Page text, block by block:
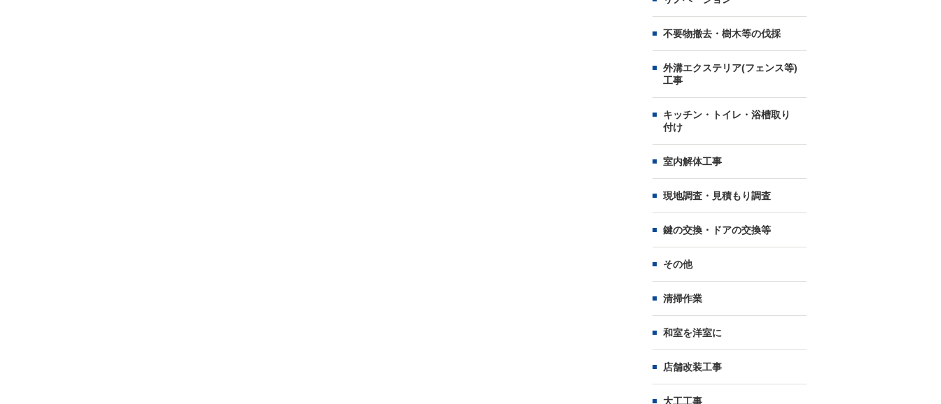
不要物撤去・樹木等の伐採
外溝エクステリア(フェンス等)
工事
キッチン・トイレ・浴槽取り
付け
室内解体工事
現地調査・見積もり調査
鍵の交換・ドアの交換等
その他
清掃作業
和室を洋室に
店舗改装工事
大工工事